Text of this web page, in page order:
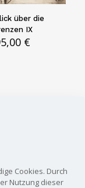
über die
IX
€
Cookies. Durch
Nutzung dieser